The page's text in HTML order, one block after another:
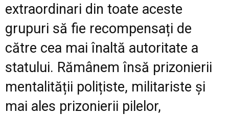
extraordinari din toate aceste
grupuri să fie recompensați de
către cea mai înaltă autoritate a
statului. Rămânem însă prizonierii
mentalității polițiste, militariste și
mai ales prizonierii pilelor,